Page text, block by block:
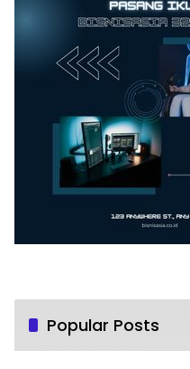
Popular Posts